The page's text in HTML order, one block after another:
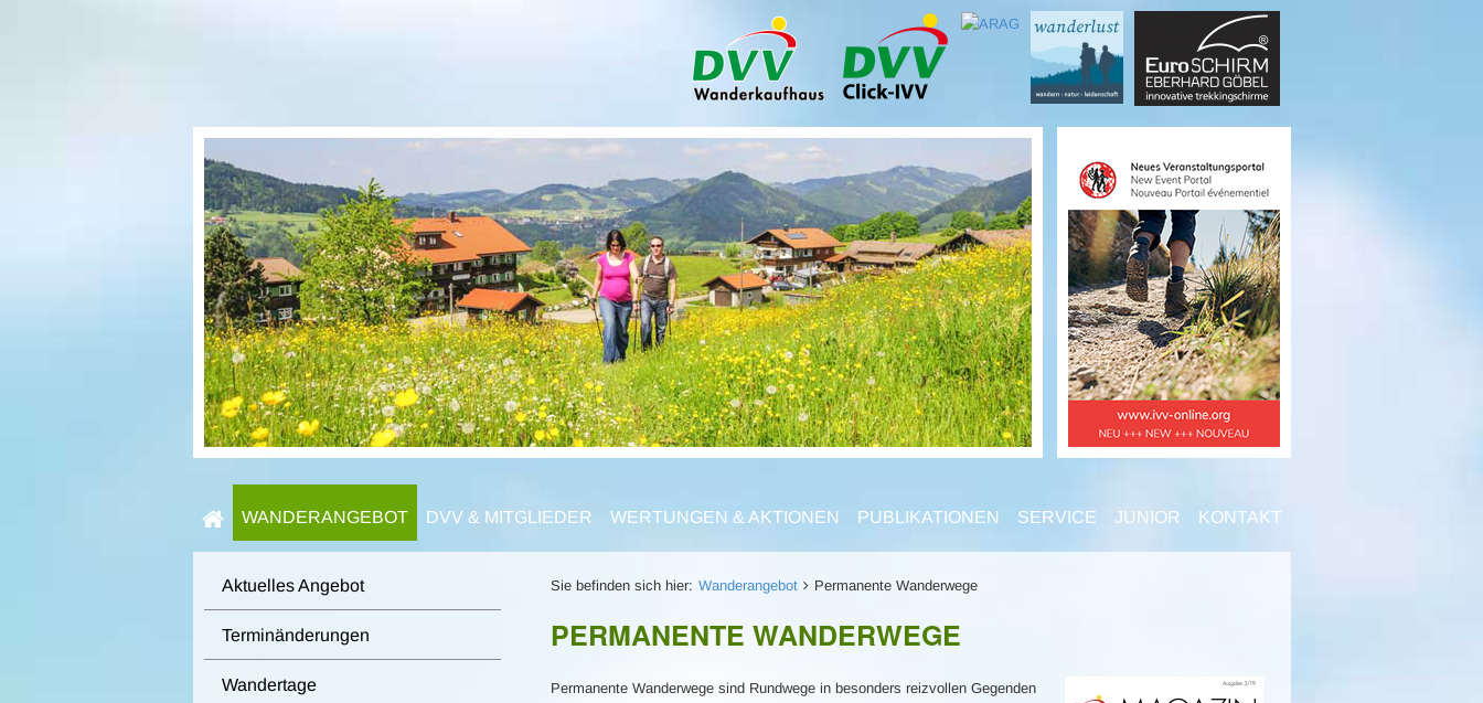
WANDERANGEBOT DVV & MITGLIEDER WERTUNGEN & AKTIONEN PUBLIKATIONEN SERVICE JUNIOR KONTAKT
Sie befinden sich hier: Wanderangebot Permanente Wanderwege
PERMANENTE WANDERWEGE
Permanente Wanderwege sind Rundwege in besonders reizvollen Gegenden
Aktuelles Angebot
Terminänderungen
Wandertage